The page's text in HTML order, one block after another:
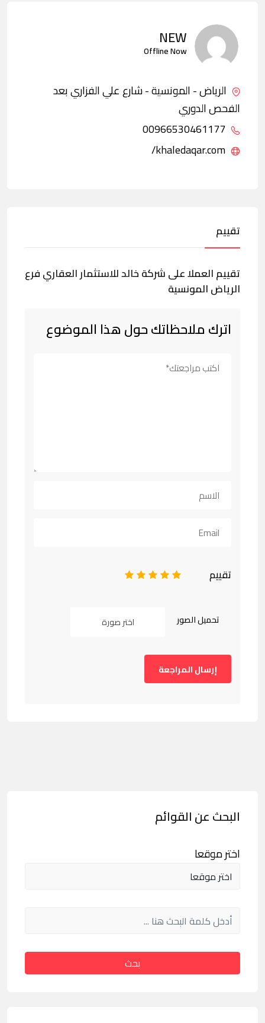
NEW
Offline Now
الرياض - المونسية - شارع علي الفزاري بعد
الفحص الدوري
تقييم
تقييم العملا على شركة خالد للاستثمار العقاري فرع
الرياض المونسية
اترك ملاحظاتك حول هذا الموضوع
تقييم 5
4
3
2
تحميل الصور اختر صورة
البحث عن القوائم
اختر موقعا
بحث